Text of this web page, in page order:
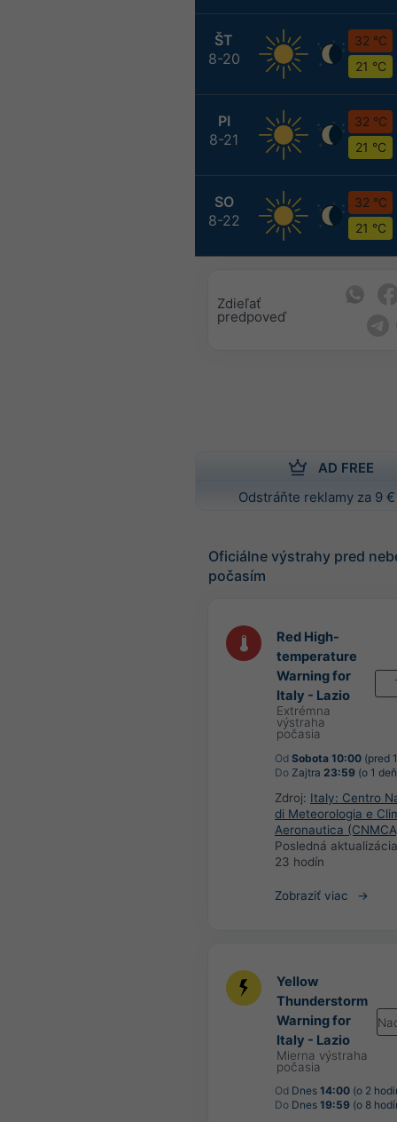
ŠT
8-20
32 °C
21 °C
PI
8-21
32 °C
21 °C
SO
8-22
32 °C
21 °C
Zdieľať
predpoveď
AD FREE
Odstráňte reklamy za 9
Oficiálne výstrahy pred
počasím
Red High-
temperature
Warning for
Italy - Lazio
Extrémna
výstraha
počasia
Od Sobota 10:00 (pred
Do Zajtra 23:59 (o 1
Zdroj: Italy: Centro
di Meteorologia e
Aeronautica
Posledná
23 hodín
Zobraziť viac
Yellow
Thunderstorm
Warning for
Italy - Lazio
Mierna výstraha
počasia
Od Dnes 14:00 (o 2
Do Dnes 19:59 (o 8